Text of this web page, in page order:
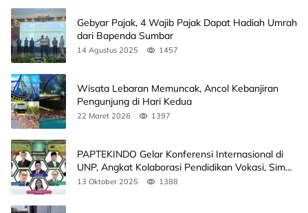
Gebyar Pajak, 4 Wajib Pajak Dapat Hadiah Umrah
dari Bapenda Sumbar
14 Agustus 2025 1457
Wisata Lebaran Memuncak, Ancol Kebanjiran
Pengunjung di Hari Kedua
22 Maret 2026 1397
PAPTEKINDO Gelar Konferensi Internasional di
UNP, Angkat Kolaborasi Pendidikan Vokasi, Simak
Agendanya
13 Oktober 2025 1388